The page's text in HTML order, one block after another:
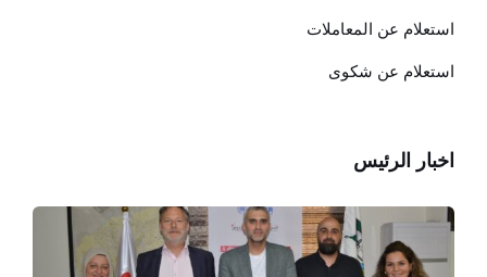
استعلام عن المعاملات
استعلام عن شكوى
اخبار الرئيس